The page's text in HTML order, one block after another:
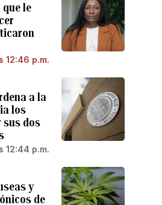
que le
12:46 p.m.
a la
los
dos
12:44 p.m.
y
de